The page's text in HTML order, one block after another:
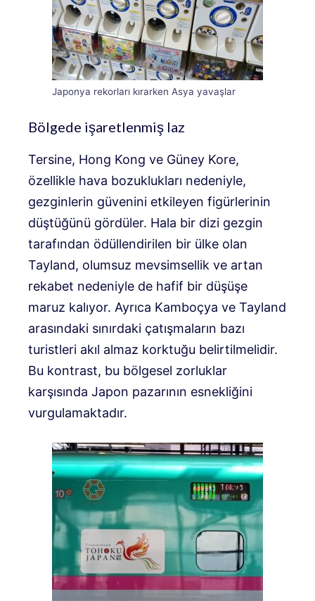
Japonya rekorları kırarken Asya yavaşlar
Bölgede işaretlenmiş laz
Tersine, Hong Kong ve Güney Kore,
özellikle hava bozuklukları nedeniyle,
gezginlerin güvenini etkileyen figürlerinin
düştüğünü gördüler. Hala bir dizi gezgin
tarafından ödüllendirilen bir ülke olan
Tayland, olumsuz mevsimsellik ve artan
rekabet nedeniyle de hafif bir düşüşe
maruz kalıyor. Ayrıca Kamboçya ve Tayland
arasındaki sınırdaki çatışmaların bazı
turistleri akıl almaz korktuğu belirtilmelidir.
Bu kontrast, bu bölgesel zorluklar
karşısında Japon pazarının esnekliğini
vurgulamaktadır.